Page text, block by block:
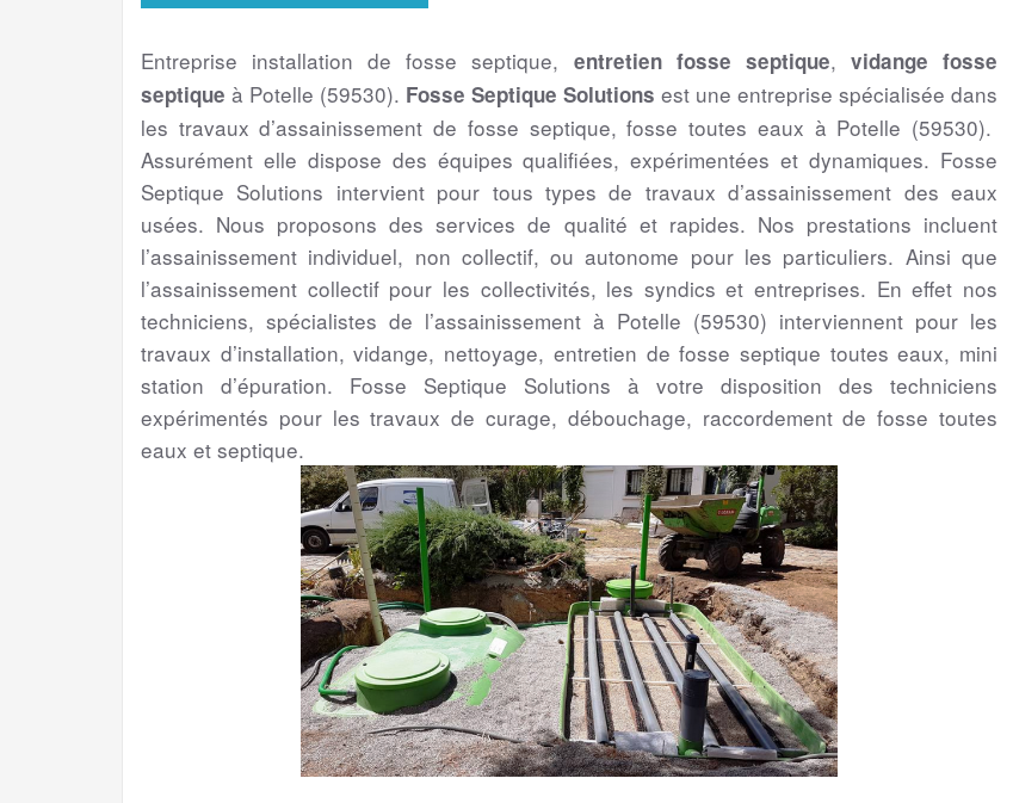
Entreprise installation de fosse septique, entretien fosse septique, vidange fosse
septique à Potelle (59530). Fosse Septique Solutions est une entreprise spécialisée dans
les travaux d’assainissement de fosse septique, fosse toutes eaux à Potelle (59530).
Assurément elle dispose des équipes qualifiées, expérimentées et dynamiques. Fosse
Septique Solutions intervient pour tous types de travaux d’assainissement des eaux
usées. Nous proposons des services de qualité et rapides. Nos prestations incluent
l’assainissement individuel, non collectif, ou autonome pour les particuliers. Ainsi que
l’assainissement collectif pour les collectivités, les syndics et entreprises. En effet nos
techniciens, spécialistes de l’assainissement à Potelle (59530) interviennent pour les
travaux d’installation, vidange, nettoyage, entretien de fosse septique toutes eaux, mini
station d’épuration. Fosse Septique Solutions à votre disposition des techniciens
expérimentés pour les travaux de curage, débouchage, raccordement de fosse toutes
eaux et septique.